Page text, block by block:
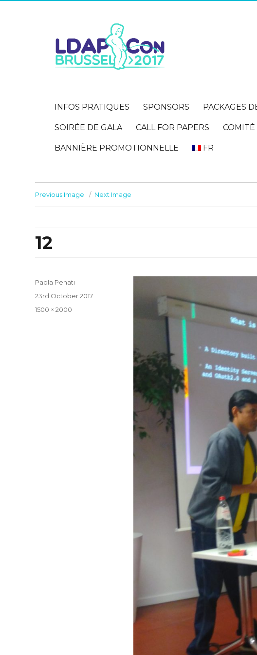
INFOS PRATIQUES SPONSORS PACKAGES
SOIRÉE DE GALA CALL FOR PAPERS
BANNIÈRE PROMOTIONNELLE FR
Previous Image Next Image
12
Paola Penati
Posted
23rd October 2017
Full
1500 × 2000